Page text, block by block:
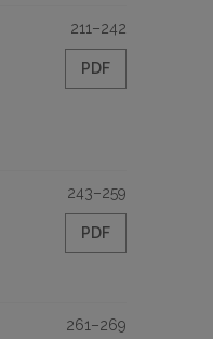
211–242
PDF
243–259
PDF
261–269